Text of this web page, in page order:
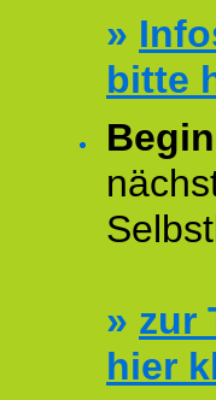
»
bitte
» zur
hier